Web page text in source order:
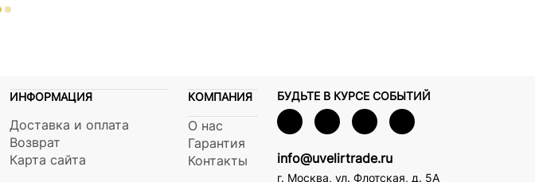
ИНФОРМАЦИЯ
Доставка и оплата
Возврат
Карта сайта
КОМПАНИЯ
О нас
Гарантия
Контакты
БУДЬТЕ В КУРСЕ СОБЫТИЙ
info@uvelirtrade.ru
г. Москва, ул. Флотская, д. 5А